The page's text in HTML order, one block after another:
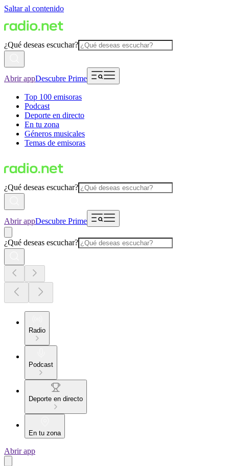
Saltar al contenido
¿Qué deseas escuchar?
Abrir appDescubre Prime
Top 100 emisoras
Podcast
Deporte en directo
En tu zona
Géneros musicales
Temas de emisoras
¿Qué deseas escuchar?
Abrir appDescubre Prime
¿Qué deseas escuchar?
Radio
Podcast
Deporte en directo
En tu zona
Abrir app